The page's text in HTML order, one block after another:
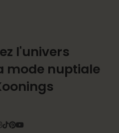
l'univers
mode nuptiale
Tiktok
Pinterest
YouTube